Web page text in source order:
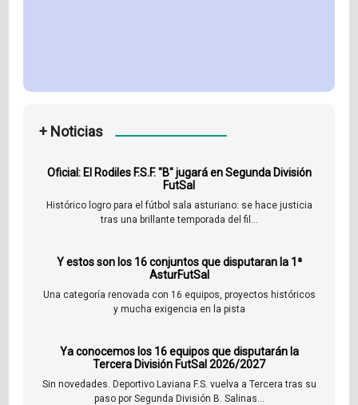
+ Noticias
Oficial: El Rodiles F.S.F. "B" jugará en Segunda División
FutSal
Histórico logro para el fútbol sala asturiano: se hace justicia
tras una brillante temporada del fil...
Y estos son los 16 conjuntos que disputaran la 1ª
AsturFutSal
Una categoría renovada con 16 equipos, proyectos históricos
y mucha exigencia en la pista
Ya conocemos los 16 equipos que disputarán la
Tercera División FutSal 2026/2027
Sin novedades. Deportivo Laviana F.S. vuelva a Tercera tras su
paso por Segunda División B. Salinas...